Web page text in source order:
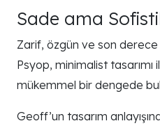
Sade ama
Zarif, özgün ve son
Psyop, minimalist
mükemmel bir dengede
Geoff’un tasarım